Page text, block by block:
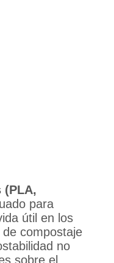
(PLA,
para
útil en los
compostaje
no
sobre el